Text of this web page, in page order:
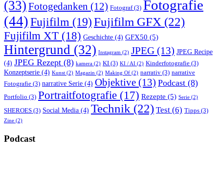
(33) Fotogedanken (12) Fotograf(3) Fotografie
(44)Fujifilm (19)Fujifilm GFX (22)
Fujifilm XT (18) Geschichte (4) GFX50 (5)
Hintergrund (32) Instagram (2) JPEG (13) JPEG Recipe
(4) JPEG Rezept (8) kamera (2) KI (3) KI / AI (2) Kinderfotografie (3)
Konzeptserie (4) Kunst (2) Magazin (2) Making Of (2) narrativ (3) narrative
Fotografie (3) narrative Serie (4) Objektive (13) Podcast (8)
Portfolio (3) Portraitfotografie (17) Rezepte (5) Serie (2)
SHEROES (3) Social Media (4) Technik (22) Test (6) Tipps (3)
Zine (2)
Podcast